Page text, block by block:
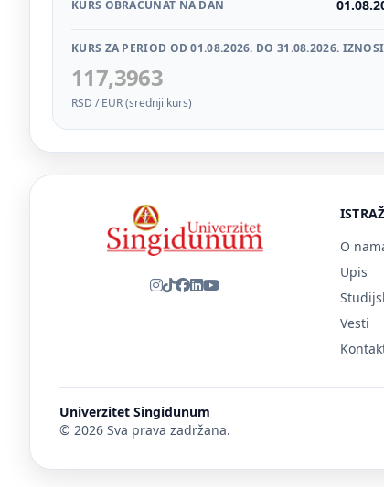
KURS OBRAČUNAT NA DAN
KURS ZA PERIOD OD 01.08.2026. DO 31.08.2026.
117,3963
RSD / EUR (srednji kurs)
O
Upis
Vesti
Univerzitet Singidunum
© 2026 Sva prava zadržana.